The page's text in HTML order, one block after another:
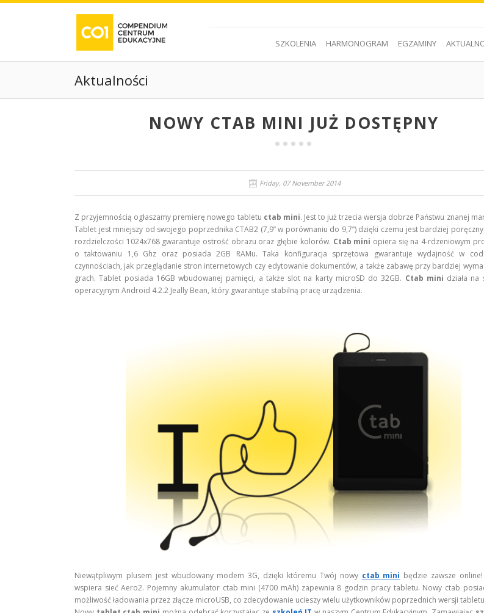
SZKOLENIA HARMONOGRAM EGZAMINY
Aktualności
NOWY CTAB MINI JUŻ DOSTĘPNY
Friday, 07 November 2014
Z przyjemnością ogłaszamy premierę nowego tabletu ctab mini. Jest to już trzecia wersja dobrze Państwu znanej
Tablet jest mniejszy od swojego poprzednika CTAB2 (7,9’’ w porównaniu do 9,7’’) dzięki czemu jest bardziej
rozdzielczości 1024x768 gwarantuje ostrość obrazu oraz głębie kolorów. Ctab mini opiera się na 4-rdzeniowym
o taktowaniu 1,6 Ghz oraz posiada 2GB RAMu. Taka konfiguracja sprzętowa gwarantuje wydajność w
czynnościach, jak przeglądanie stron internetowych czy edytowanie dokumentów, a także zabawę przy bardziej
grach. Tablet posiada 16GB wbudowanej pamięci, a także slot na karty microSD do 32GB. Ctab mini działa na
operacyjnym Android 4.2.2 Jeally Bean, który gwarantuje stabilną pracę urządzenia.
Niewątpliwym plusem jest wbudowany modem 3G, dzięki któremu Twój nowy ctab mini będzie zawsze
wspiera sieć Aero2. Pojemny akumulator ctab mini (4700 mAh) zapewnia 8 godzin pracy tabletu. Nowy ctab
możliwość ładowania przez złącze microUSB, co zdecydowanie ucieszy wielu użytkowników poprzednich wersji